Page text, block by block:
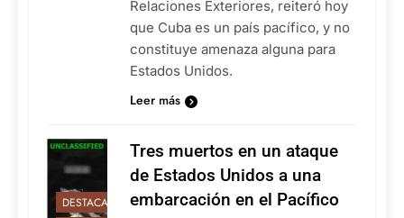
Relaciones Exteriores, reiteró hoy
que Cuba es un país pacífico, y no
constituye amenaza alguna para
Estados Unidos.
Leer más
DESTACADAS
Tres muertos en un ataque
de Estados Unidos a una
embarcación en el Pacífico